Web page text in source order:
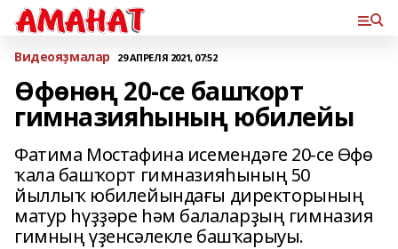
Bидеояҙмалар 29 АПРЕЛЯ 2021, 07:52
Өфөнөң 20-се башҡорт
гимназияһының юбилейы
Фатима Мостафина исемендәге 20-се Өфө
ҡала башҡорт гимназияһының 50
йыллыҡ юбилейындағы директорының
матур һүҙҙәре һәм балаларҙың гимназия
гимның үҙенсәлекле башҡарыуы.